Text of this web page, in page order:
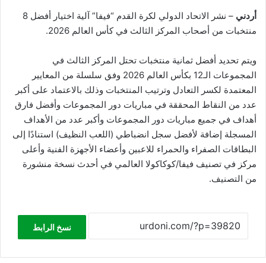
أردني
– نشر الاتحاد الدولي لكرة القدم “فيفا” آلية اختيار أفضل 8
منتخبات من أصحاب المركز الثالث في كأس العالم 2026.
ويتم تحديد أفضل ثمانية منتخبات تحتل المركز الثالث في
المجموعات الـ12 بكأس العالم 2026 وفق سلسلة من المعايير
المعتمدة لكسر التعادل وترتيب المنتخبات وذلك بالاعتماد على أكبر
عدد من النقاط المحققة في مباريات دور المجموعات وأفضل فارق
أهداف في جميع مباريات دور المجموعات وأكبر عدد من الأهداف
المسجلة إضافة لأفضل سجل انضباطي (اللعب النظيف) استنادًا إلى
البطاقات الصفراء والحمراء للاعبين وأعضاء الأجهزة الفنية وأعلى
مركز في تصنيف فيفا/كوكاكولا العالمي في أحدث نسخة منشورة
من التصنيف.
نسخ الرابط